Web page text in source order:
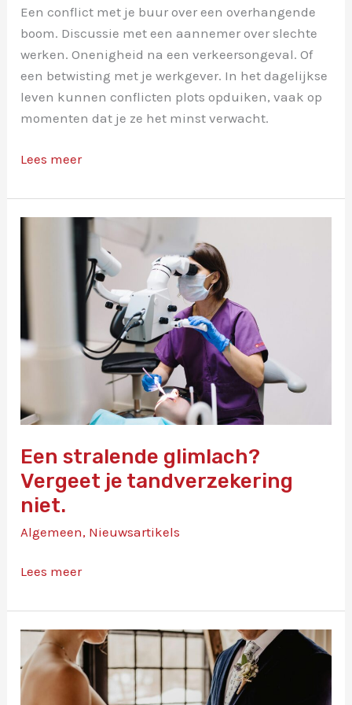
Een conflict met je buur over een overhangende
boom. Discussie met een aannemer over slechte
werken. Onenigheid na een verkeersongeval. Of
een betwisting met je werkgever. In het dagelijkse
leven kunnen conflicten plots opduiken, vaak op
momenten dat je ze het minst verwacht.
Gelijk
is
één
Daar
rechtsbijstandsverzekering
Lees meer
Een stralende glimlach?
Vergeet je tandverzekering
niet.
Algemeen, Nieuwsartikels
Een
glimlach?
Vergeet
je
tandverzekering
niet.
Lees meer